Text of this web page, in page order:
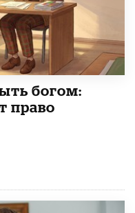
богом:
право